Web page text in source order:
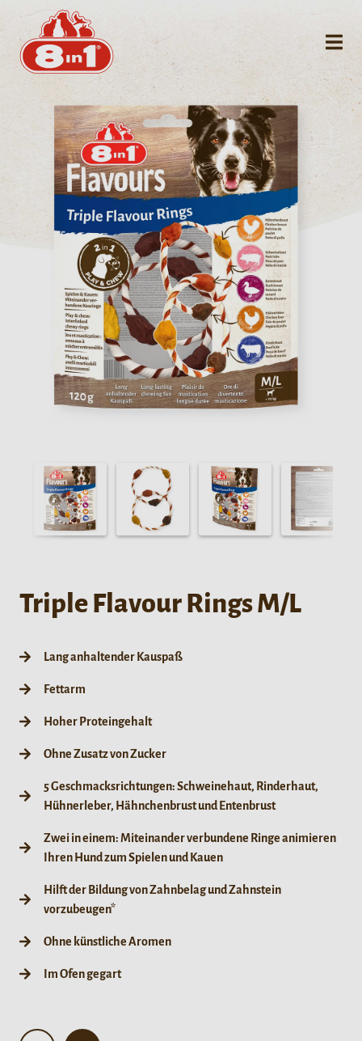
Triple Flavour Rings M/L
Lang anhaltender Kauspaß
Fettarm
Hoher Proteingehalt
Ohne Zusatz von Zucker
5 Geschmacksrichtungen: Schweinehaut, Rinderhaut,
Hühnerleber, Hähnchenbrust und Entenbrust
Zwei in einem: Miteinander verbundene Ringe animieren
Ihren Hund zum Spielen und Kauen
Hilft der Bildung von Zahnbelag und Zahnstein
vorzubeugen*
Ohne künstliche Aromen
Im Ofen gegart